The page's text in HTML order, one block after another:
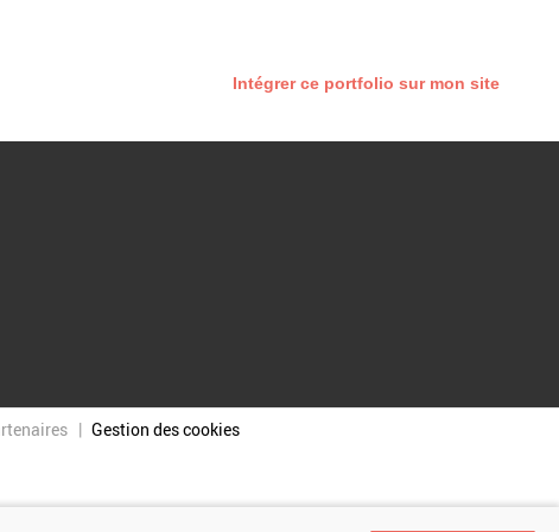
Intégrer ce portfolio sur mon site
Gestion des cookies